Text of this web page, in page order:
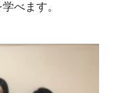
べます。